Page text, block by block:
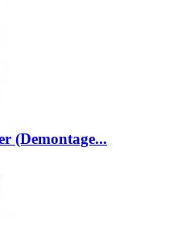
(Demontage...